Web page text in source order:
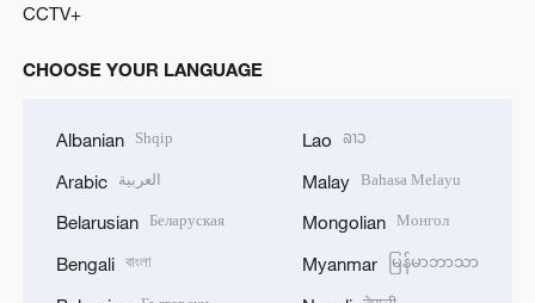
CCTV+
CHOOSE YOUR LANGUAGE
Albanian Shqip
Arabic العربية
Belarusian Беларуская
Bengali বাংলা
Lao ລາວ
Malay Bahasa Melayu
Mongolian Монгол
Myanmar မြန်မာဘာသာ